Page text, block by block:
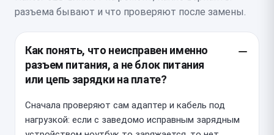
разъема бывают и что проверяют после замены.
Как понять, что неисправен именно
разъем питания, а не блок питания
или цепь зарядки на плате?
Сначала проверяют сам адаптер и кабель под
нагрузкой: если с заведомо исправным зарядным